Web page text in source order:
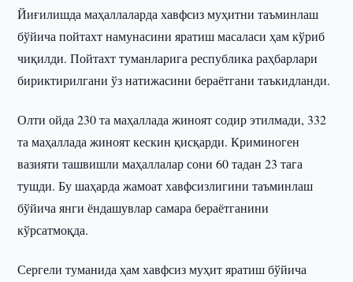
Йиғилишда маҳаллаларда хавфсиз муҳитни таъминлаш
бўйича пойтахт намунасини яратиш масаласи ҳам кўриб
чиқилди. Пойтахт туманларига республика раҳбарлари
бириктирилгани ўз натижасини бераётгани таъкидланди.
Олти ойда 230 та маҳаллада жиноят содир этилмади, 332
та маҳаллада жиноят кескин қисқарди. Криминоген
вазияти ташвишли маҳаллалар сони 60 тадан 23 тага
тушди. Бу шаҳарда жамоат хавфсизлигини таъминлаш
бўйича янги ёндашувлар самара бераётганини
кўрсатмоқда.
Сергели туманида ҳам хавфсиз муҳит яратиш бўйича